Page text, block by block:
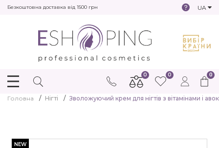
Безкоштовна доставка від 1500 грн UA
0
0 0
Головна Нігті Зволожуючий крем для нігтів з вітамінами і
NEW